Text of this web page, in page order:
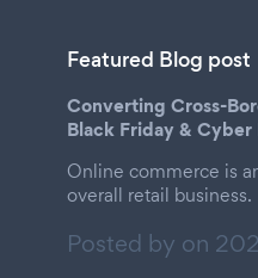
Featured Blog post
Converting Cross-
Black Friday &
Online commerce is
overall retail business.
Posted by on